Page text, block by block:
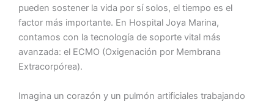
pueden sostener la vida por sí solos, el tiempo es el
factor más importante. En Hospital Joya Marina,
contamos con la tecnología de soporte vital más
avanzada: el ECMO (Oxigenación por Membrana
Extracorpórea).
Imagina un corazón y un pulmón artificiales trabajando